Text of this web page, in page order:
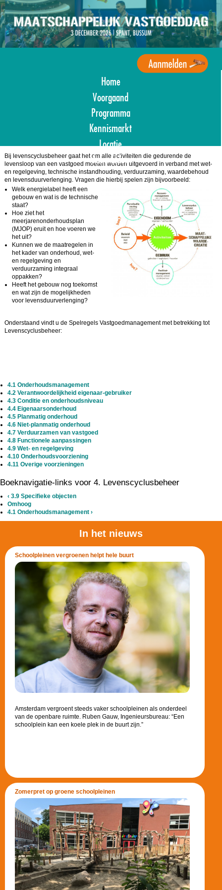
Overslaan
en
naar
de
inhoud
gaan
Home
Voorgaand
Programma
Kennismarkt
Locatie
Aanmelden
Bij levenscyclusbeheer gaat het om alle activiteiten die gedurende de
levensloop van een vastgoed moeten worden uitgevoerd in verband met wet-
en regelgeving, technische instandhouding, verduurzaming, waardebehoud
en levensduurverlenging. Vragen die hierbij spelen zijn bijvoorbeeld:
Welk energielabel heeft een
gebouw en wat is de technische
staat?
Hoe ziet het
meerjarenonderhoudsplan
(MJOP) eruit en hoe voeren we
het uit?
Kunnen we de maatregelen in
het kader van onderhoud, wet-
en regelgeving en
verduurzaming integraal
oppakken?
Heeft het gebouw nog toekomst
en wat zijn de mogelijkheden
voor levensduurverlenging?
Onderstaand vindt u de Spelregels Vastgoedmanagement met betrekking tot
Levenscyclusbeheer:
4.1 Onderhoudsmanagement
4.2 Verantwoordelijkheid eigenaar-gebruiker
4.3 Conditie en onderhoudsniveau
4.4 Eigenaarsonderhoud
4.5 Planmatig onderhoud
4.6 Niet-planmatig onderhoud
4.7 Verduurzamen van vastgoed
4.8 Functionele aanpassingen
4.9 Wet- en regelgeving
4.10 Onderhoudsvoorziening
4.11 Overige voorzieningen
Boeknavigatie-links voor 4. Levenscyclusbeheer
‹ 3.9 Specifieke objecten
Omhoog
4.1 Onderhoudsmanagement ›
In het nieuws
Schoolpleinen vergroenen helpt hele buurt
Amsterdam vergroent steeds vaker schoolpleinen als onderdeel
van de openbare ruimte. Ruben Gauw, Ingenieursbureau: “Een
schoolplein kan een koele plek in de buurt zijn.”
Zomerpret op groene schoolpleinen